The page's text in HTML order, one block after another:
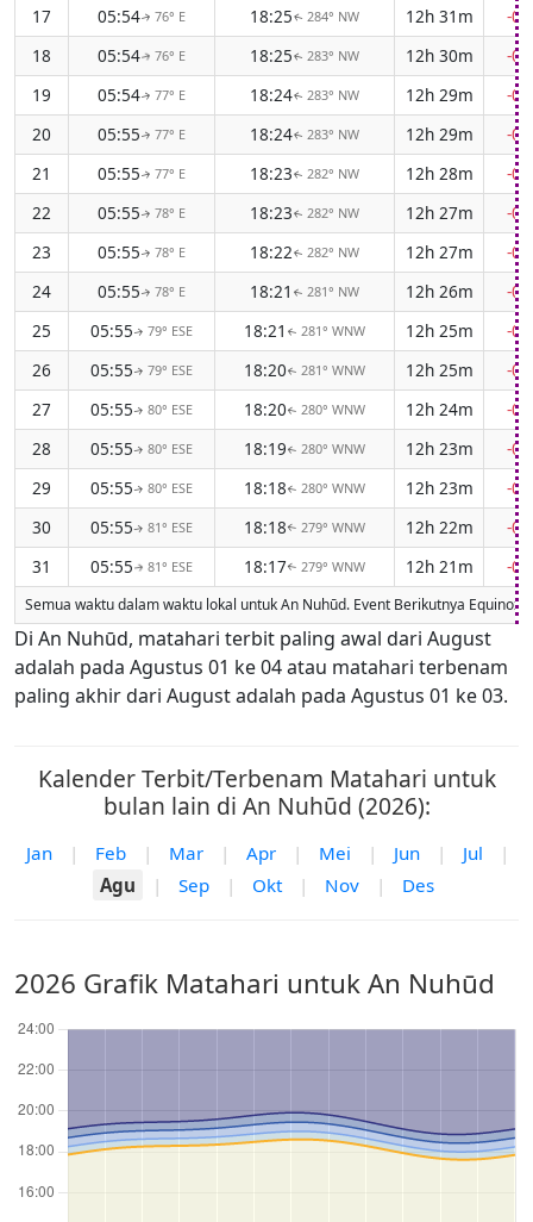
17
05:54↑ 76° E 18:25↑ 284° NW 12h 31m
-
18
05:54↑ 76° E 18:25↑ 283° NW 12h 30m
-
19
05:54↑ 77° E 18:24↑ 283° NW 12h 29m
-
20
05:55↑ 77° E 18:24↑ 283° NW 12h 29m
-
21
05:55↑ 77° E 18:23↑ 282° NW 12h 28m
-
22
05:55↑ 78° E 18:23↑ 282° NW 12h 27m
-
23
05:55↑ 78° E 18:22↑ 282° NW 12h 27m
-
24
05:55↑ 78° E 18:21 ↑ 281° NW 12h 26m
-
25
05:55↑ 79° ESE 18:21 ↑ 281° WNW 12h 25m
-
26
05:55↑ 79° ESE 18:20↑ 281° WNW 12h 25m
-
27
05:55↑ 80° ESE 18:20↑ 280° WNW 12h 24m
-
28
05:55↑ 80° ESE 18:19↑ 280° WNW 12h 23m
-
29
05:55↑ 80° ESE 18:18↑ 280° WNW 12h 23m
-
30
05:55↑ 81° ESE 18:18↑ 279° WNW 12h 22m
-
31
05:55↑ 81° ESE 18:17↑ 279° WNW 12h 21m -
Semua waktu dalam waktu lokal untuk An Nuhūd. Event Berikutnya Equinox
Di An Nuhūd, matahari terbit paling awal dari August
adalah pada Agustus 01 ke 04 atau matahari terbenam
paling akhir dari August adalah pada Agustus 01 ke 03.
Kalender Terbit/Terbenam Matahari untuk
bulan lain di An Nuhūd (2026):
Jan | Feb | Mar | Apr | Mei | Jun | Jul
|
Agu
| Sep | Okt | Nov | Des
2026 Grafik Matahari untuk An Nuhūd